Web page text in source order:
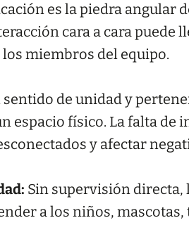
es la piedra angular
cara a cara puede
miembros del equipo.
de unidad y
espacio físico. La falta de
y afectar
Sin supervisión directa,
a los niños,